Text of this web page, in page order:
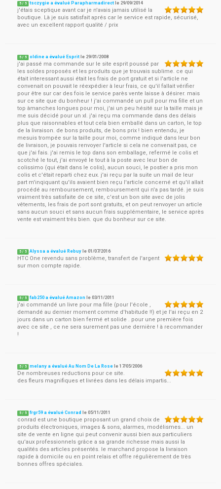
5 / 5 tsczygie a évalué Parapharmadirect le 29/09/2014
j'étais sceptique avant car je n'avais jamais utilisé la
boutique. Là je suis satisfait aprés car le service est rapide, sécurisé,
avec un excellent rapport qualité / prix
5 / 5 oldine a évalué Esprit le 29/01/2008
j'ai passé ma commande sur le site esprit poussé par
les soldes proposés et les produits que je trouvais sublime. ce qui
était interessant aussi était les frais de port gratuit et si l'article ne
convenait on pouvait le réexpédier à leur frais, ce qu'il fallait vérifier
pour être sur car des fois le service parès vente laisse à désirer. mais
sur ce site que du bonheur ! j'ai commandé un pull pour ma fille et un
top àmanches longues pour moi, j'ai un peu hésité sur la taille mais je
me suis décidé pour un xl. j'ai reçu ma commande dans des délais
plus que raisonnables et tout cela bien emballé dans un carton, le top
de la livraison. de bons produits, de bons prix ! bien entendu, je
mesuis trompée sur la taille pour moi, comme indiqué dans leur bon
de livraison, je pouvais renvoyer l'article si cela ne convenait pas, ce
que j'ai fais. j'ai remis le top dans son emballage, refermé le colis et
scotché le tout, j'ai envoyé le tout à la poste avec leur bon de
colissimo (qui était dans le colis), aucun souci, le postier a pris mon
colis et c'était reparti chez eux. j'ai reçu par la suite un mail de leur
part m'inqiquant qu'ils avaient bien reçu l'article concerné et qu'il allait
procédé au remboursement, remboursement qui n'a pas tardé. je suis
vraiment très satisfaite de ce site, c'est un bon site avec de jolis
vêtements, les frais de port sont gratuits, et on peut renvoyer un article
sans aucun souci et sans aucun frais supplémentaire, le service après
vente est vraiment très bien. que du bonheur sur ce site.
5 / 5 Alyssa a évalué Rebuy le01/07/2016
HTC One revendu sans problème, transfert de l'argent
sur mon compte rapide.
5 / 5 fab250 a évalué Amazon le03/11/2011
j'ai commandé un livre pour ma fille (pour l'école ,
demandé au dernier moment comme d'habitude !!) et je l'ai reçu en 2
jours dans un carton bien fermé et solide . pour une première fois
avec ce site , ce ne sera surement pas une dernière ! à recommander
!
5 / 5 melany a évalué Au Nom De La Rose le17/05/2006
De nombreuses reductions pour ce site.
des fleurs magnifiques et livrées dans les délais impartis...
5 / 5 frgr59 a évalué Conrad le05/11/2011
conrad est une boutique proposant un grand choix de
produits électroniques, images & sons, alarmes, modélismes... un
site de vente en ligne qui peut convenir aussi bien aux particuliers
qu'aux professionnels grâce a sa grande richesse mais aussi la
qualités des articles présentés. le marchand propose la livraison
rapide à domicile ou en point relais et offre régulièrement de très
bonnes offres spéciales.